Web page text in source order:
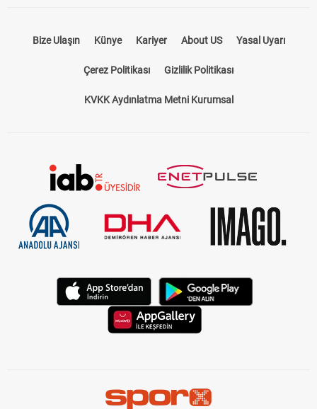
Bize Ulaşın Künye Kariyer About US Yasal Uyarı
Çerez Politikası Gizlilik Politikası
KVKK Aydınlatma Metni Kurumsal